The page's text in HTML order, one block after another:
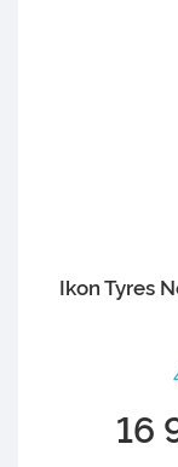
Ikon Tyres
16